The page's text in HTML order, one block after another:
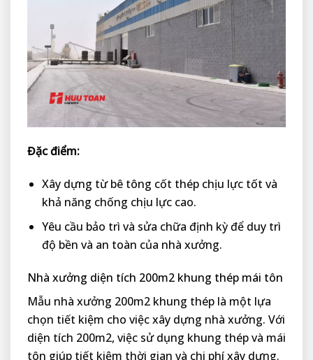
Đặc điểm:
Xây dựng từ bê tông cốt thép chịu lực tốt và
khả năng chống chịu lực cao.
Yêu cầu bảo trì và sửa chữa định kỳ để duy trì
độ bền và an toàn của nhà xưởng.
Nhà xưởng diện tích 200m2 khung thép mái tôn
Mẫu nhà xưởng 200m2 khung thép là một lựa
chọn tiết kiệm cho việc xây dựng nhà xưởng. Với
diện tích 200m2, việc sử dụng khung thép và mái
tôn giúp tiết kiệm thời gian và chi phí xây dựng.